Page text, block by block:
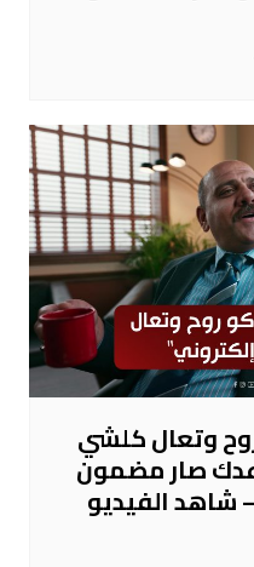
وتعال كلشي
صار مضمون
شاهد الفيديو